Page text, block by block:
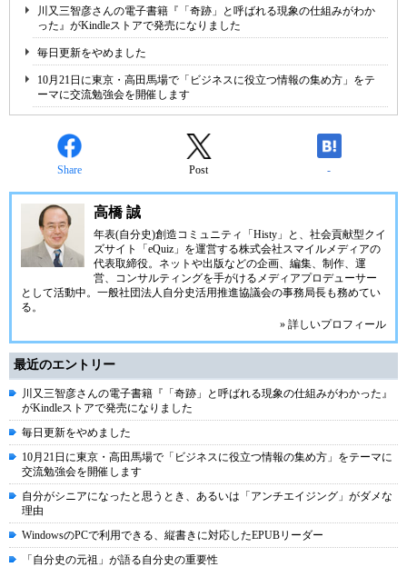
川又三智彦さんの電子書籍『「奇跡」と呼ばれる現象の仕組みがわか
った』がKindleストアで発売になりました
毎日更新をやめました
10月21日に東京・高田馬場で「ビジネスに役立つ情報の集め方」をテ
ーマに交流勉強会を開催します
Share Post -
高橋 誠
年表(自分史)創造コミュニティ「 Histy 」と、社会貢献型クイ
ズサイト「 eQuiz 」を運営する株式会社スマイルメディアの
代表取締役。ネットや出版などの企画、編集、制作、運
営、コンサルティングを手がけるメディアプロデューサー
として活動中。 一般社団法人自分史活用推進協議会の事務局長も務めてい
る。
» 詳しいプロフィール
最近のエントリー
川又三智彦さんの電子書籍『「奇跡」と呼ばれる現象の仕組みがわかった』
がKindleストアで発売になりました
毎日更新をやめました
10月21日に東京・高田馬場で「ビジネスに役立つ情報の集め方」をテーマに
交流勉強会を開催します
自分がシニアになったと思うとき、あるいは「アンチエイジング」がダメな
理由
WindowsのPCで利用できる、縦書きに対応したEPUBリーダー
「自分史の元祖」が語る自分史の重要性